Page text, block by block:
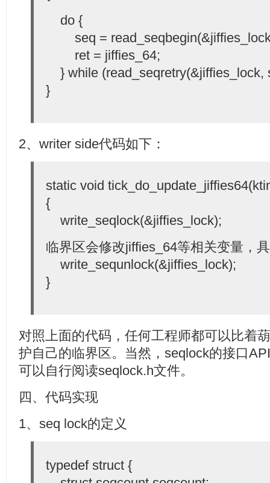
do {
seq =
ret = jiffies_64;
} while (read_seqretry(&jiffies_lock,
}
2、writer side代码如下：
static void
{
write_seqlock(&jiffies_lock);
临界区会修改jiffies_64等相关变量，
write_sequnlock(&jiffies_lock);
}
对照上面的代码，任何工程师都可以比着
护自己的临界区。当然，seqlock的接口
可以自行阅读seqlock.h文件。
四、代码实现
1、seq lock的定义
typedef struct {